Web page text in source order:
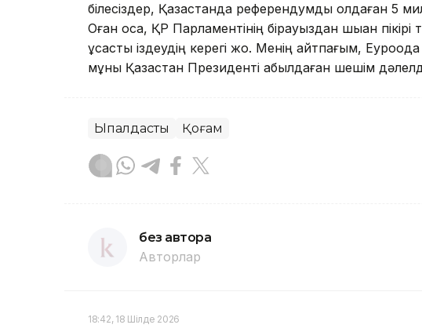
білесіздер, Қазақстанда референдумды қолдаған 5
Оған қоса, ҚР Парламентінің бірауыздан шыққан
ұқсастық іздеудің керегі жоқ. Менің айтпағым,
мұны Қазақстан Президенті қабылдаған шешім
Ықпалдастық Қоғам
без автора
Авторлар
18:42, 18 Шілде 2026